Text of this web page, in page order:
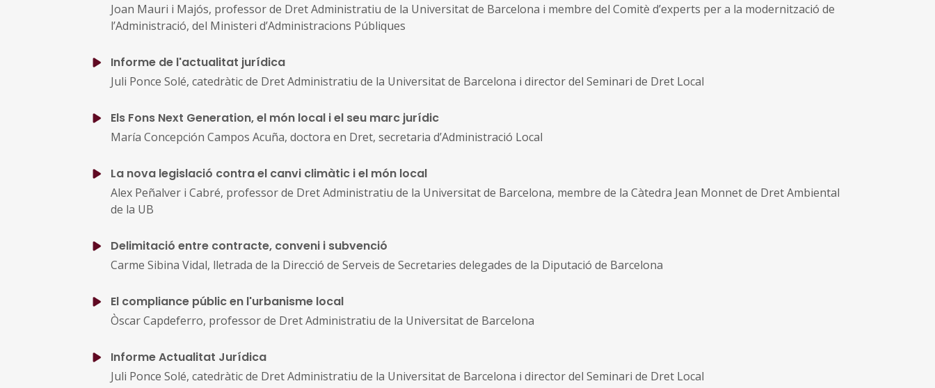
Joan Mauri i Majós, professor de Dret Administratiu de la Universitat de Barcelona i membre del Comitè d’experts per a la modernització de
l’Administració, del Ministeri d’Administracions Públiques
Informe de l'actualitat jurídica
Juli Ponce Solé, catedràtic de Dret Administratiu de la Universitat de Barcelona i director del Seminari de Dret Local
Els Fons Next Generation, el món local i el seu marc jurídic
María Concepción Campos Acuña, doctora en Dret, secretaria d’Administració Local
La nova legislació contra el canvi climàtic i el món local
Alex Peñalver i Cabré, professor de Dret Administratiu de la Universitat de Barcelona, membre de la Càtedra Jean Monnet de Dret Ambiental
de la UB
Delimitació entre contracte, conveni i subvenció
Carme Sibina Vidal, lletrada de la Direcció de Serveis de Secretaries delegades de la Diputació de Barcelona
El compliance públic en l'urbanisme local
Òscar Capdeferro, professor de Dret Administratiu de la Universitat de Barcelona
Informe Actualitat Jurídica
Juli Ponce Solé, catedràtic de Dret Administratiu de la Universitat de Barcelona i director del Seminari de Dret Local